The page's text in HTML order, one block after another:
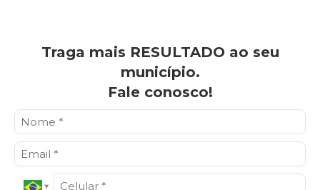
Traga mais RESULTADO ao seu
município.
Fale conosco!